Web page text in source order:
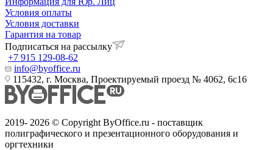
Условия оплаты
Условия доставки
Гарантия на товар
Подписаться на рассылку
+7 915 129-08-62
info@byoffice.ru
115432, г. Москва, Проектируемый проезд № 4062, 6с16
2019- 2026 © Copyright ByOffice.ru - поставщик
полиграфического и презентационного оборудования и
оргтехники